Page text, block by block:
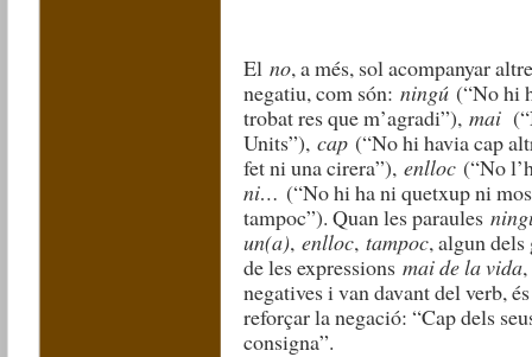
Elno, a més, sol acompanyar
negatiu, com són:ningú (“No hi
trobat res que m’agradi”),mai
Units”),cap (“No hi havia cap
fet ni una cirera”),enlloc (“No
ni… (“No hi ha ni quetxup ni
tampoc”). Quan les paraules
un(a),enlloc,tampoc, algun
de les expressionsmai de la vida
negatives i van davant del verb,
reforçar la negació: “Cap dels
consigna”.